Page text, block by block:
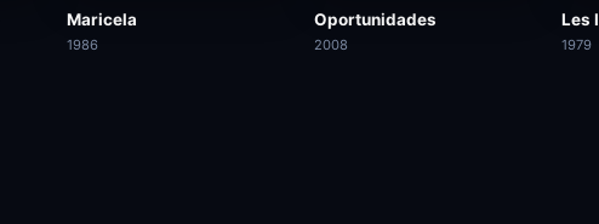
Maricela
1986
Oportunidades
2008
Les
1979